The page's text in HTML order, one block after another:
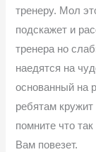
тренеру. Мол
подскажет и
тренера но
наедятся на
основанный на
ребятам
помните что
Вам повезет.